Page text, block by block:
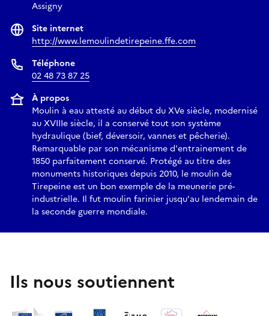
Assigny
Site internet
http://www.lemoulindetirepeine.ffe.com
Téléphone
02 48 73 87 25
À propos
Moulin à eau attesté au début du XVe siècle, modernisé
au XVIIIe siècle, il a conservé tout son système
hydraulique (bief, déversoir, vannes et pêcherie).
Remarquable par son mécanisme d'entrainement de
1850 parfaitement conservé. Protégé au titre des
monuments historiques depuis 2010, le moulin de
Tirepeine est un bon exemple de la meunerie pré-
industrielle. Il fut moulin farinier jusqu'au lendemain de
la seconde guerre mondiale.
Ils nous soutiennent